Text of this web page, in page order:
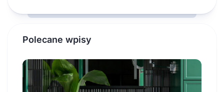
Polecane wpisy